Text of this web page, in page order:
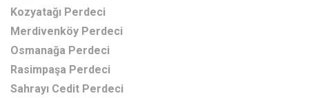
Kozyatağı Perdeci
Merdivenköy Perdeci
Osmanağa Perdeci
Rasimpaşa Perdeci
Sahrayı Cedit Perdeci